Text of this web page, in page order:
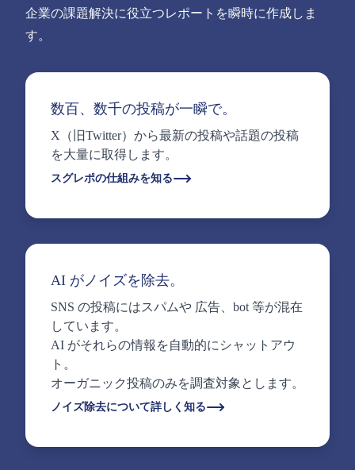
企業の課題解決に役立つレポートを瞬時に作成しま
す。
数百、数千の投稿が一瞬で。
X（旧Twitter）から最新の投稿や話題の投稿
を大量に取得します。
スグレポの仕組みを知る
AI がノイズを除去。
SNS の投稿にはスパムや 広告、bot 等が混在
しています。
AI がそれらの情報を自動的にシャットアウ
ト。
オーガニック投稿のみを調査対象とします。
ノイズ除去について詳しく知る